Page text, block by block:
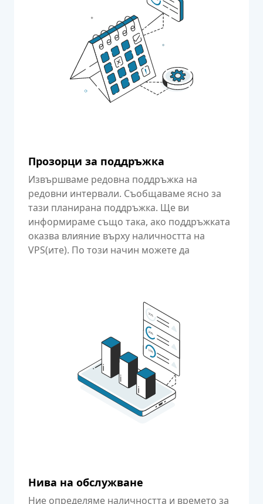
Прозорци за поддръжка
Извършваме редовна поддръжка на
редовни интервали. Съобщаваме ясно за
тази планирана поддръжка. Ще ви
информираме също така, ако поддръжката
оказва влияние върху наличността на
VPS(ите). По този начин можете да
Нива на обслужване
Ние определяме наличността и времето за